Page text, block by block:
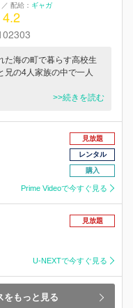
／ 配給： ギャガ
4.2
た海の町で暮らす高校生
兄の4人家族の中で一人
>>続きを読む
見放題
レンタル
購入
Prime Videoで今すぐ見る
見放題
U-NEXTで今すぐ見る
をもっと見る